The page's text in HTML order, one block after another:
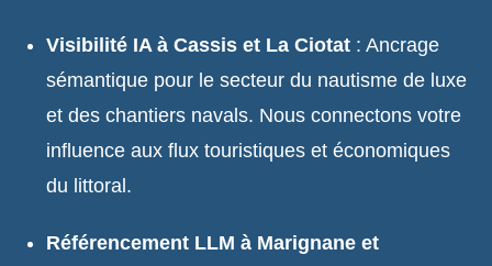
Visibilité IA à Cassis et La Ciotat : Ancrage
sémantique pour le secteur du nautisme de luxe
et des chantiers navals. Nous connectons votre
influence aux flux touristiques et économiques
du littoral.
Référencement LLM à Marignane et